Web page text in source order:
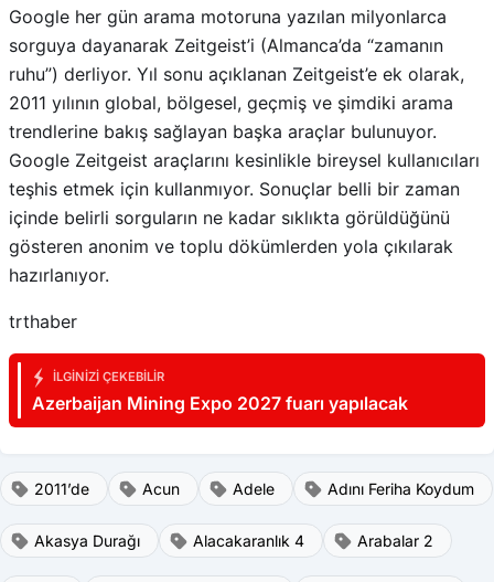
Google her gün arama motoruna yazılan milyonlarca
sorguya dayanarak Zeitgeist’i (Almanca’da “zamanın
ruhu”) derliyor. Yıl sonu açıklanan Zeitgeist’e ek olarak,
2011 yılının global, bölgesel, geçmiş ve şimdiki arama
trendlerine bakış sağlayan başka araçlar bulunuyor.
Google Zeitgeist araçlarını kesinlikle bireysel kullanıcıları
teşhis etmek için kullanmıyor. Sonuçlar belli bir zaman
içinde belirli sorguların ne kadar sıklıkta görüldüğünü
gösteren anonim ve toplu dökümlerden yola çıkılarak
hazırlanıyor.
trthaber
İLGINIZI ÇEKEBILIR
Azerbaijan Mining Expo 2027 fuarı yapılacak
2011’de Acun Adele Adını Feriha Koydum
Akasya Durağı Alacakaranlık 4 Arabalar 2